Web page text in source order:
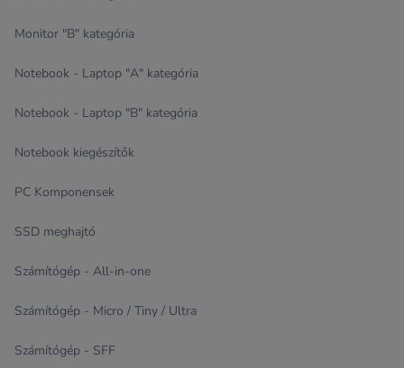
Monitor "B" kategória
Notebook - Laptop "A" kategória
Notebook - Laptop "B" kategória
Notebook kiegészítők
PC Komponensek
SSD meghajtó
Számítógép - All-in-one
Számítógép - Micro / Tiny / Ultra
Számítógép - SFF